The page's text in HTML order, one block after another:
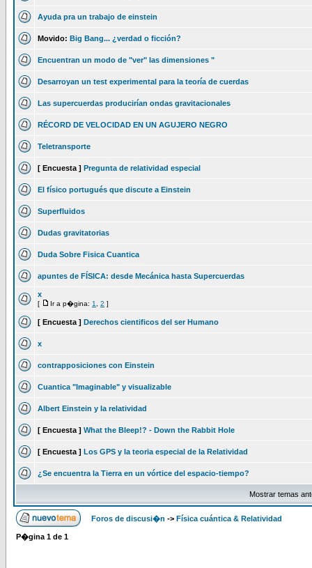
Ayuda pra un trabajo de einstein
Movido: Big Bang... ¿verdad o ficción?
Encuentran un modo de "ver" las dimensiones "
Desarroyan un test experimental para la teoría de cuerdas
Las supercuerdas producirían ondas gravitacionales
RÉCORD DE VELOCIDAD EN UN AGUJERO NEGRO
Teletransporte
[ Encuesta ] Pregunta de relatividad especial
El físico portugués que discute a Einstein
Superfluidos
Dudas gravitatorias
Duda Sobre Fisica Cuantica
apuntes de FÍSICA: desde Mecánica hasta Supercuerdas
x
[ Ir a p�gina: 1 2 ]
[ Encuesta ] Derechos cientificos del ser Humano
x
contrapposiciones con Einstein
Cuantica "Imaginable" y visualizable
Albert Einstein y la relatividad
[ Encuesta ] What the Bleep!? - Down the Rabbit Hole
[ Encuesta ] Los GPS y la teoria especial de la Relatividad
¿Se encuentra la Tierra en un vórtice del espacio-tiempo?
Mostrar temas
Foros de discusi�n -> Física cuántica & Relatividad
P�gina 1 de 1